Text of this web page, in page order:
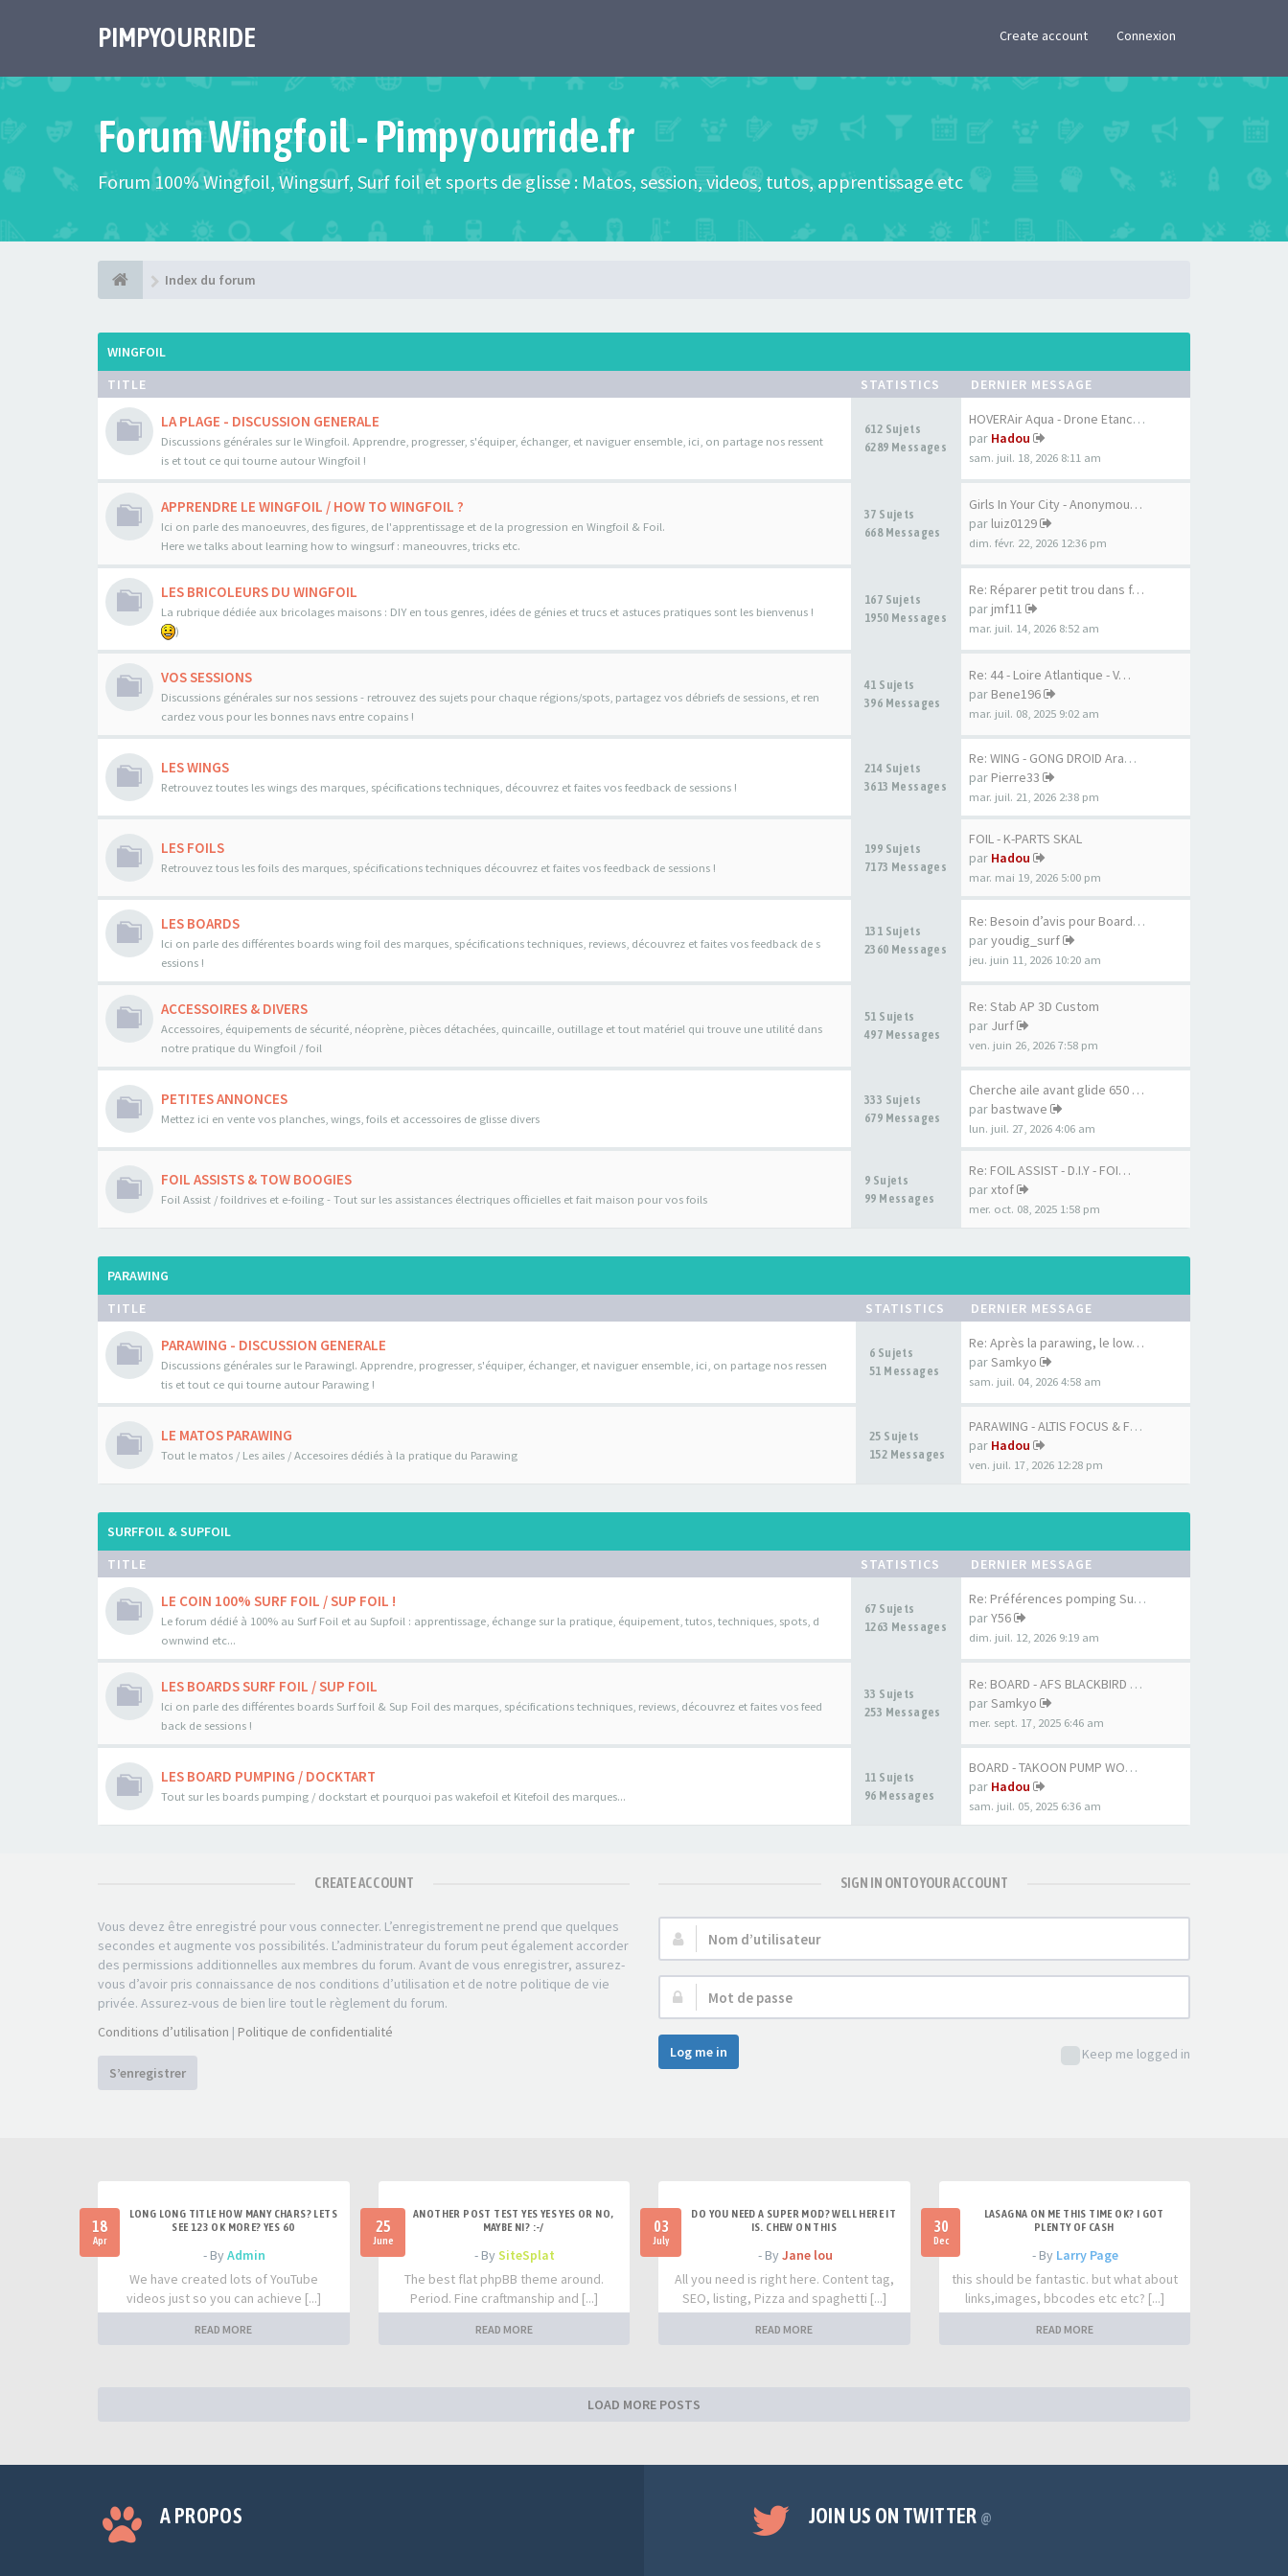
PIMPYOURRIDE Create account Connexion
Forum Wingfoil - Pimpyourride.fr
Forum 100% Wingfoil, Wingsurf, Surf foil et sports de glisse : Matos, session, videos, tutos, apprentissage etc
Index du forum
WINGFOIL
TITLE
STATISTICS DERNIER MESSAGE
LA PLAGE - DISCUSSION GENERALE
Discussions générales sur le Wingfoil. Apprendre, progresser, s'équiper, échanger, et naviguer ensemble, ici, on partage nos ressent
is et tout ce qui tourne autour Wingfoil !
612 Sujets
6289 Messages
HOVERAir Aqua - Drone Etanche…
par Hadou
sam. juil. 18, 2026 8:11 am
APPRENDRE LE WINGFOIL / HOW TO WINGFOIL ?
Ici on parle des manoeuvres, des figures, de l'apprentissage et de la progression en Wingfoil & Foil.
Here we talks about learning how to wingsurf : maneouvres, tricks etc.
37 Sujets
668 Messages
Girls In Your City - Anonymou…
par luiz0129
dim. févr. 22, 2026 12:36 pm
LES BRICOLEURS DU WINGFOIL
La rubrique dédiée aux bricolages maisons : DIY en tous genres, idées de génies et trucs et astuces pratiques sont les bienvenus !
)
167 Sujets
1950 Messages
Re: Réparer petit trou dans f…
par jmf11
mar. juil. 14, 2026 8:52 am
VOS SESSIONS
Discussions générales sur nos sessions - retrouvez des sujets pour chaque régions/spots, partagez vos débriefs de sessions, et ren
cardez vous pour les bonnes navs entre copains !
41 Sujets
396 Messages
Re: 44 - Loire Atlantique - V…
par Bene196
mar. juil. 08, 2025 9:02 am
LES WINGS
Retrouvez toutes les wings des marques, spécifications techniques, découvrez et faites vos feedback de sessions !
214 Sujets
3613 Messages
Re: WING - GONG DROID Aramid …
par Pierre33
mar. juil. 21, 2026 2:38 pm
LES FOILS
Retrouvez tous les foils des marques, spécifications techniques découvrez et faites vos feedback de sessions !
199 Sujets
7173 Messages
FOIL - K-PARTS SKAL
par Hadou
mar. mai 19, 2026 5:00 pm
LES BOARDS
Ici on parle des différentes boards wing foil des marques, spécifications techniques, reviews, découvrez et faites vos feedback de s
essions !
131 Sujets
2360 Messages
Re: Besoin d’avis pour Board …
paryoudig_surf
jeu. juin 11, 2026 10:20 am
ACCESSOIRES & DIVERS
Accessoires, équipements de sécurité, néoprène, pièces détachées, quincaille, outillage et tout matériel qui trouve une utilité dans
notre pratique du Wingfoil / foil
51 Sujets
497 Messages
Re: Stab AP 3D Custom
par Jurf
ven. juin 26, 2026 7:58 pm
PETITES ANNONCES
Mettez ici en vente vos planches, wings, foils et accessoires de glisse divers
333 Sujets
679 Messages
Cherche aile avant glide 650 …
par bastwave
lun. juil. 27, 2026 4:06 am
FOIL ASSISTS & TOW BOOGIES
Foil Assist / foildrives et e-foiling - Tout sur les assistances électriques officielles et fait maison pour vos foils
9 Sujets
99 Messages
Re: FOIL ASSIST - D.I.Y - FOI…
parxtof
mer. oct. 08, 2025 1:58 pm
PARAWING
TITLE
STATISTICS DERNIER MESSAGE
PARAWING - DISCUSSION GENERALE
Discussions générales sur le Parawingl. Apprendre, progresser, s'équiper, échanger, et naviguer ensemble, ici, on partage nos ressen
tis et tout ce qui tourne autour Parawing !
6 Sujets
51 Messages
Re: Après la parawing, le low…
parSamkyo
sam. juil. 04, 2026 4:58 am
LE MATOS PARAWING
Tout le matos / Les ailes / Accesoires dédiés à la pratique du Parawing
25 Sujets
152 Messages
PARAWING - ALTIS FOCUS & FOCU…
par Hadou
ven. juil. 17, 2026 12:28 pm
SURFFOIL & SUPFOIL
TITLE
STATISTICS DERNIER MESSAGE
LE COIN 100% SURF FOIL / SUP FOIL !
Le forum dédié à 100% au Surf Foil et au Supfoil : apprentissage, échange sur la pratique, équipement, tutos, techniques, spots, d
ownwind etc...
67 Sujets
1263 Messages
Re: Préférences pomping Surf …
parY56
dim. juil. 12, 2026 9:19 am
LES BOARDS SURF FOIL / SUP FOIL
Ici on parle des différentes boards Surf foil & Sup Foil des marques, spécifications techniques, reviews, découvrez et faites vos feed
back de sessions !
33 Sujets
253 Messages
Re: BOARD - AFS BLACKBIRD 7'6…
parSamkyo
mer. sept. 17, 2025 6:46 am
LES BOARD PUMPING / DOCKTART
Tout sur les boards pumping / dockstart et pourquoi pas wakefoil et Kitefoil des marques...
11 Sujets
96 Messages
BOARD - TAKOON PUMP WOOD 80CM
par Hadou
sam. juil. 05, 2025 6:36 am
CREATE ACCOUNT
Vous devez être enregistré pour vous connecter. L’enregistrement ne prend que quelques
secondes et augmente vos possibilités. L’administrateur du forum peut également accorder
des permissions additionnelles aux membres du forum. Avant de vous enregistrer, assurez-
vous d’avoir pris connaissance de nos conditions d’utilisation et de notre politique de vie
privée. Assurez-vous de bien lire tout le règlement du forum.
Conditions d’utilisation | Politique de confidentialité
S’enregistrer
SIGN IN ONTO YOUR ACCOUNT
Nom
d’utilisateur :
Mot
de
passe :
Keep me logged in
Log me in
18
Apr
LONG LONG TITLE HOW MANY CHARS? LETS
SEE 123 OK MORE? YES 60
- ByAdmin
We have created lots of YouTube
videos just so you can achieve [...]
READ MORE
25
June
ANOTHER POST TEST YES YES YES OR NO,
MAYBE NI? :-/
- BySiteSplat
The best flat phpBB theme around.
Period. Fine craftmanship and [...]
READ MORE
03
July
DO YOU NEED A SUPER MOD? WELL HERE IT
IS. CHEW ON THIS
- By Jane lou
All you need is right here. Content tag,
SEO, listing, Pizza and spaghetti [...]
READ MORE
30
Dec
LASAGNA ON ME THIS TIME OK? I GOT
PLENTY OF CASH
- By Larry Page
this should be fantastic. but what about
links,images, bbcodes etc etc? [...]
READ MORE
LOAD MORE POSTS
A PROPOS JOIN US ON TWITTER @